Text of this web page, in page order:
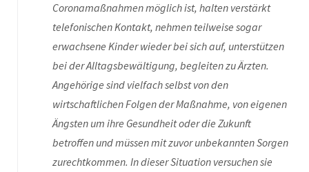
Coronamaßnahmen möglich ist, halten verstärkt
telefonischen Kontakt, nehmen teilweise sogar
erwachsene Kinder wieder bei sich auf, unterstützen
bei der Alltagsbewältigung, begleiten zu Ärzten.
Angehörige sind vielfach selbst von den
wirtschaftlichen Folgen der Maßnahme, von eigenen
Ängsten um ihre Gesundheit oder die Zukunft
betroffen und müssen mit zuvor unbekannten Sorgen
zurechtkommen. In dieser Situation versuchen sie